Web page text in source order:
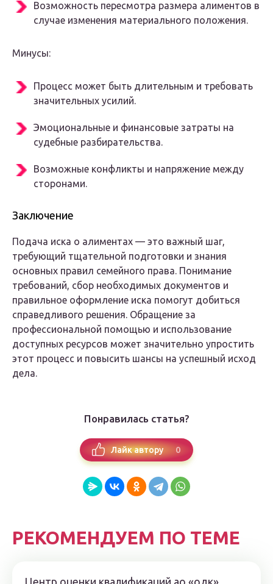
Возможность пересмотра размера алиментов в
случае изменения материального положения.
Минусы:
Процесс может быть длительным и требовать
значительных усилий.
Эмоциональные и финансовые затраты на
судебные разбирательства.
Возможные конфликты и напряжение между
сторонами.
Заключение
Подача иска о алиментах — это важный шаг,
требующий тщательной подготовки и знания
основных правил семейного права. Понимание
требований, сбор необходимых документов и
правильное оформление иска помогут добиться
справедливого решения. Обращение за
профессиональной помощью и использование
доступных ресурсов может значительно упростить
этот процесс и повысить шансы на успешный исход
дела.
Понравилась статья?
Лайк автору 0
РЕКОМЕНДУЕМ ПО ТЕМЕ